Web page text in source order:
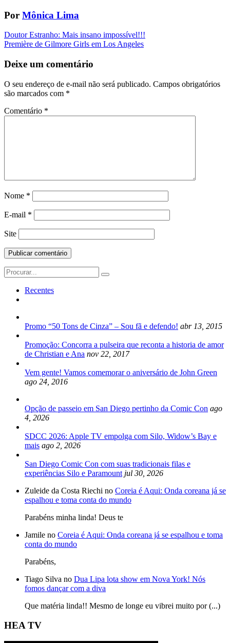
Por Mônica Lima
Navegação
da
Postagem
Doutor Estranho: Mais insano impossível!!!
Première de Gilmore Girls em Los Angeles
Deixe um comentário
O seu endereço de e-mail não será publicado. Campos obrigatórios
são marcados com *
Comentário *
Nome *
E-mail *
Site
Search
for:
Recentes
Promo “50 Tons de Cinza” – Sou fã e defendo! abr 13, 2015
Promoção: Concorra a pulseira que reconta a historia de amor
de Christian e Ana nov 22, 2017
Vem gente! Vamos comemorar o aniversário de John Green
ago 24, 2016
Opção de passeio em San Diego pertinho da Comic Con ago
4, 2026
SDCC 2026: Apple TV empolga com Silo, Widow’s Bay e
mais ago 2, 2026
San Diego Comic Con com suas tradicionais filas e
experiências Silo e Paramount jul 30, 2026
Zuleide da Costa Riechi no Coreia é Aqui: Onda coreana já se
espalhou e toma conta do mundo
Parabéns minha linda! Deus te
Jamile no Coreia é Aqui: Onda coreana já se espalhou e toma
conta do mundo
Parabéns,
Tiago Silva no Dua Lipa lota show em Nova York! Nós
fomos dançar com a diva
Que matéria linda!! Mesmo de longe eu vibrei muito por (...)
HEA TV